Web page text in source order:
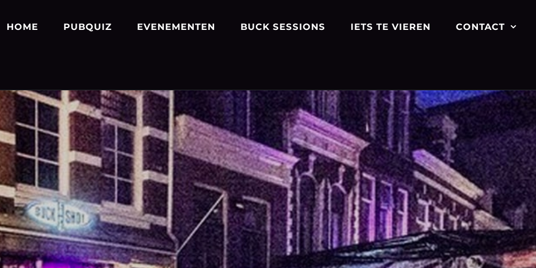
HOME PUBQUIZ EVENEMENTEN BUCK SESSIONS IETS TE VIEREN CONTACT